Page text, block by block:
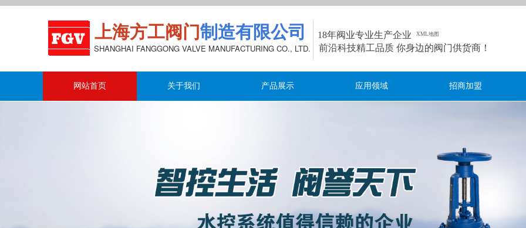
XML地图
上海方工阀门制造有限公司
18年阀业专业生产企业
前沿科技精工品质 你身边的阀门供货商！
SHANGHAI FANGGONG VALVE MANUFACTURING CO., LTD.
网站首页 关于我们 产品展示 应用领域 招商加盟
智控生活 阀誉天下
水控行业值得信赖的优质厂家